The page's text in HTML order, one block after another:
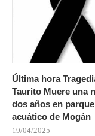
Última hora
Taurito Muere una
dos años en parque
acuático de Mogán
19/04/2025